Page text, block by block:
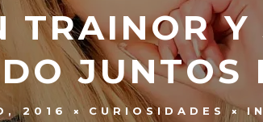
TRAINOR Y
JUNTOS
2016 CURIOSIDADES